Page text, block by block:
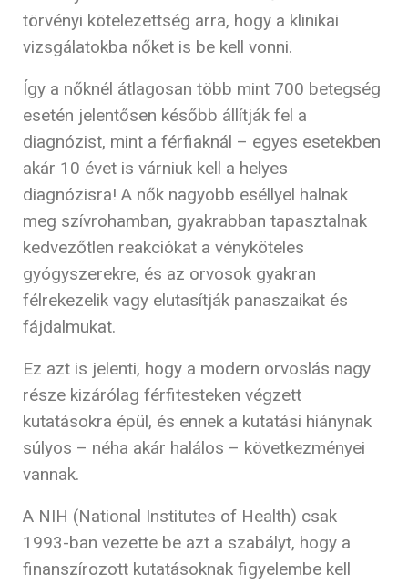
törvényi kötelezettség arra, hogy a klinikai
vizsgálatokba nőket is be kell vonni.
Így a nőknél átlagosan több mint 700 betegség
esetén jelentősen később állítják fel a
diagnózist, mint a férfiaknál – egyes esetekben
akár 10 évet is várniuk kell a helyes
diagnózisra! A nők nagyobb eséllyel halnak
meg szívrohamban, gyakrabban tapasztalnak
kedvezőtlen reakciókat a vényköteles
gyógyszerekre, és az orvosok gyakran
félrekezelik vagy elutasítják panaszaikat és
fájdalmukat.
Ez azt is jelenti, hogy a modern orvoslás nagy
része kizárólag férfitesteken végzett
kutatásokra épül, és ennek a kutatási hiánynak
súlyos – néha akár halálos – következményei
vannak.
A NIH (National Institutes of Health) csak
1993-ban vezette be azt a szabályt, hogy a
finanszírozott kutatásoknak figyelembe kell